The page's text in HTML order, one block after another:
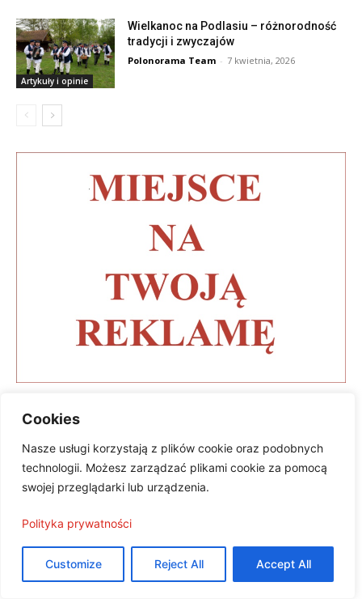
Cookies
Nasze usługi korzystają z plików cookie oraz podobnych
technologii. Możesz zarządzać plikami cookie za pomocą
swojej przeglądarki lub urządzenia.
Polityka prywatności
Customize Reject All Accept All
Artykuły i opinie
Wielkanoc na Podlasiu – różnorodność
tradycji i zwyczajów
Polonorama Team - 7 kwietnia, 2026
Wizyta studyjna młodzieży polonijnej w
Polsce
Dr Maria Wiatrowska: „Moda jest jednym
z najbardziej demokratycznych języków